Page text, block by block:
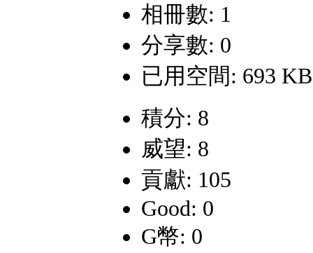
相冊數: 1
分享數: 0
已用空間: 693 KB
積分: 8
威望: 8
貢獻: 105
Good: 0
G幣: 0